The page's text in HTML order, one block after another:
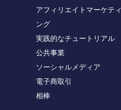
アフィリエイトマーケティ
ング
実践的なチュートリアル
公共事業
ソーシャルメディア
電子商取引
相棒